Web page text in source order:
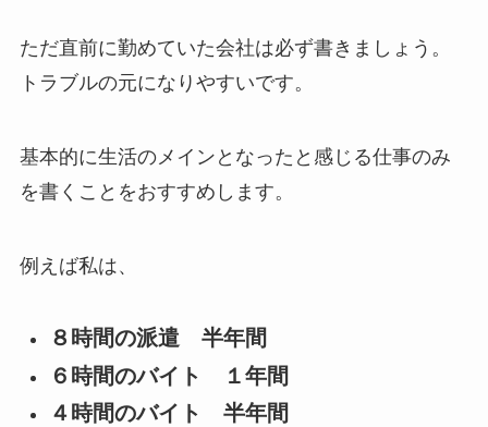
ただ直前に勤めていた会社は必ず書きましょう。
トラブルの元になりやすいです。
基本的に生活のメインとなったと感じる仕事のみ
を書くことをおすすめします。
例えば私は、
８時間の派遣 半年間
６時間のバイト １年間
４時間のバイト 半年間